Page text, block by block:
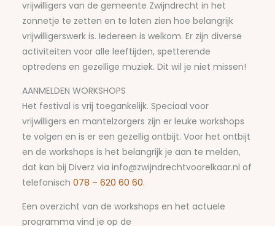
vrijwilligers van de gemeente Zwijndrecht in het
zonnetje te zetten en te laten zien hoe belangrijk
vrijwilligerswerk is. Iedereen is welkom. Er zijn diverse
activiteiten voor alle leeftijden, spetterende
optredens en gezellige muziek. Dit wil je niet missen!
AANMELDEN WORKSHOPS
Het festival is vrij toegankelijk. Speciaal voor
vrijwilligers en mantelzorgers zijn er leuke workshops
te volgen en is er een gezellig ontbijt. Voor het ontbijt
en de workshops is het belangrijk je aan te melden,
dat kan bij Diverz via info@zwijndrechtvoorelkaar.nl of
telefonisch 078 – 620 60 60.
Een overzicht van de workshops en het actuele
programma vind je op de